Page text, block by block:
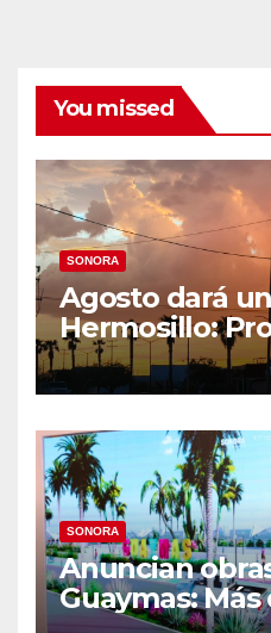
You missed
SONORA
Agosto dará
Hermosillo:
semana
temperaturas
SONORA
Anuncian
Guaymas: Más